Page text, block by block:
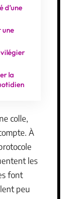
d’une
une
la
colle,
À
les
font
peu